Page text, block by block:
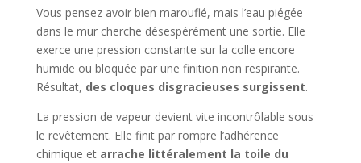
Vous pensez avoir bien marouflé, mais l’eau piégée
dans le mur cherche désespérément une sortie. Elle
exerce une pression constante sur la colle encore
humide ou bloquée par une finition non respirante.
Résultat, des cloques disgracieuses surgissent.
La pression de vapeur devient vite incontrôlable sous
le revêtement. Elle finit par rompre l’adhérence
chimique et arrache littéralement la toile du